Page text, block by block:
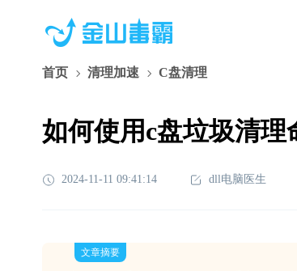
首页 清理加速 C盘清理
如何使用c盘垃圾清
2024-11-11 09:41:14 dll电脑医生
文章摘要